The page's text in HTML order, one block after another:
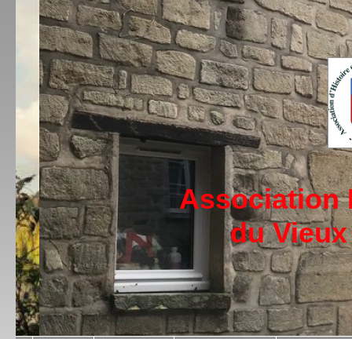
Association
du